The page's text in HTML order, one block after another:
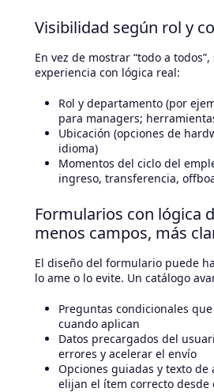
Visibilidad según rol y
En vez de mostrar “todo a
experiencia con lógica real:
Rol y departamento (por
para managers;
Ubicación (opciones de
idioma)
Momentos del ciclo del
ingreso, transferencia,
Formularios con lógica
menos campos, más
El diseño del formulario puede
lo ame o lo evite. Un catálogo
Preguntas condicionales
cuando aplican
Datos precargados del
errores y acelerar el envío
Opciones guiadas y texto de
elijan el ítem correcto desde